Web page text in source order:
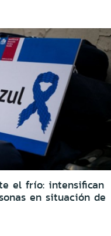
el frío: intensifican
en situación de